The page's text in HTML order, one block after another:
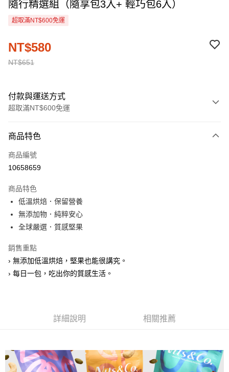
隨行精選組（隨享包3入+ 輕巧包6入）
超取滿NT$600免運
NT$651
NT$580
付款與運送方式
超取滿NT$600免運
信用卡一次付款
超商取貨付款
Apple Pay
街口支付
ATM付款
7-11取貨付款
商品特色
商品編號
10658659
商品特色
低溫烘焙．保留營養
無添加物．純粹安心
全球嚴選．質感堅果
銷售重點
› 無添加低溫烘焙，堅果也能很講究。
› 每日一包，吃出你的質感生活。
詳細說明 相關推薦